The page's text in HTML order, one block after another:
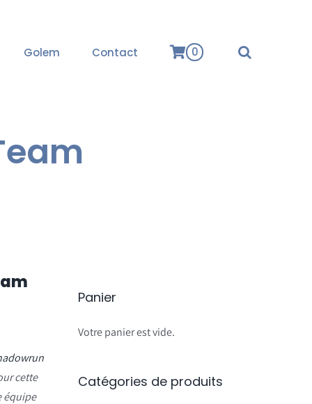
Golem Contact 0
cette
équipe
Panier
Votre panier est vide.
Catégories de produits